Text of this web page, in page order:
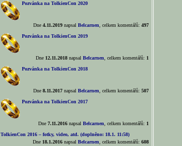
Pozvánka na TolkienCon 2020
Dne 4.11.2019napsal Belcarnen , celkem komentářů: 497
Pozvánka na TolkienCon 2019
Dne 12.11.2018napsal Belcarnen , celkem komentářů: 1
Pozvánka na TolkienCon 2018
Dne 8.11.2017napsal Belcarnen , celkem komentářů: 507
Pozvánka na TolkienCon 2017
Dne 7.11.2016napsal Belcarnen , celkem komentářů: 1
TolkienCon 2016 – fotky, video, atd. (doplněno: 18.1. 11:58)
Dne 18.1.2016napsal Belcarnen , celkem komentářů: 608